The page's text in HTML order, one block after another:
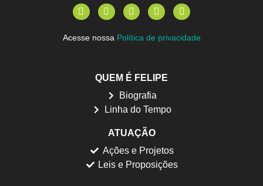
Acesse nossa Política de privacidade
QUEM É FELIPE
Biografia
Linha do Tempo
ATUAÇÃO
Ações e Projetos
Leis e Proposições